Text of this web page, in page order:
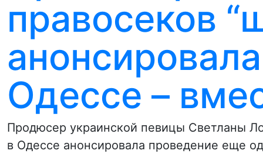
правосеков
Одессе –
Продюсер украинской певицы Светланы
в Одессе анонсировала проведение еще